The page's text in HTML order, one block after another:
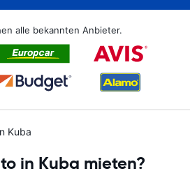
alle bekannten Anbieter.
Kuba
in Kuba mieten?